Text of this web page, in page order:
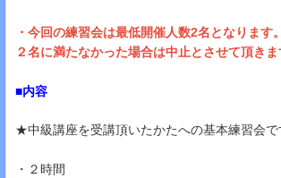
・今回の練習会は最低開催人数2名となります。
２名に満たなかった場合は中止とさせて頂きま
■内容
★中級講座を受講頂いたかたへの基本練習会で
・２時間